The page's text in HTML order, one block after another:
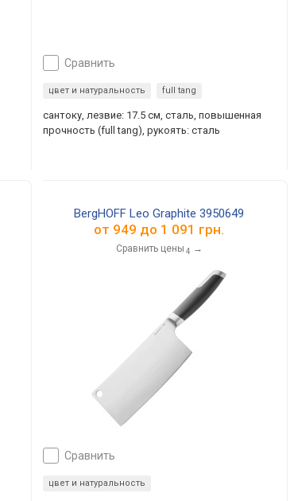
сравнить
цвет и натуральность full tang
сантоку, лезвие: 17.5 см, сталь, повышенная
прочность (full tang), рукоять: сталь
BergHOFF Leo Graphite 3950649
от 949 до 1 091 грн.
Сравнить цены 4 →
сравнить
цвет и натуральность